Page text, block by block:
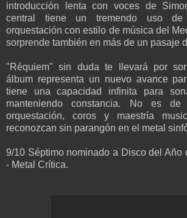
introducción lenta con voces de
central tiene un tremendo uso
orquestación con estilo de música del
sorprende también en más de un pasaje
"Réquiem" sin duda te llevará por
álbum representa un nuevo avance
tiene una capacidad infinita para
manteniendo constancia. No es
orquestación, coros y maestría
reconozcan sin parangón en el metal
9/10 Séptimo nominado a Disco del Año
- Metal Crítica.